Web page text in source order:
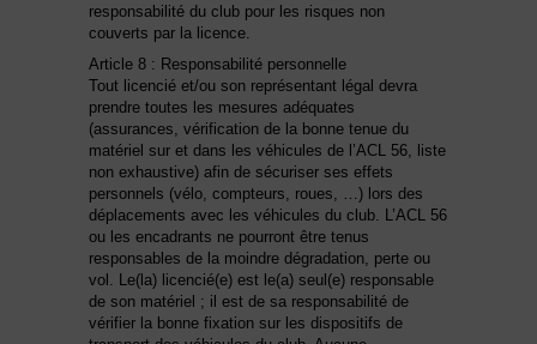
responsabilité du club pour les risques non
couverts par la licence.
Article 8 : Responsabilité personnelle
Tout licencié et/ou son représentant légal devra
prendre toutes les mesures adéquates
(assurances, vérification de la bonne tenue du
matériel sur et dans les véhicules de l’ACL 56, liste
non exhaustive) afin de sécuriser ses effets
personnels (vélo, compteurs, roues, …) lors des
déplacements avec les véhicules du club. L’ACL 56
ou les encadrants ne pourront être tenus
responsables de la moindre dégradation, perte ou
vol. Le(la) licencié(e) est le(a) seul(e) responsable
de son matériel ; il est de sa responsabilité de
vérifier la bonne fixation sur les dispositifs de